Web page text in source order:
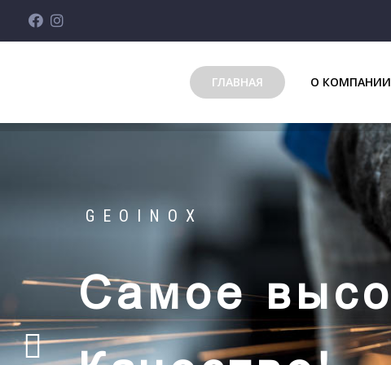
ГЛАВНАЯ О КОМПАНИИ